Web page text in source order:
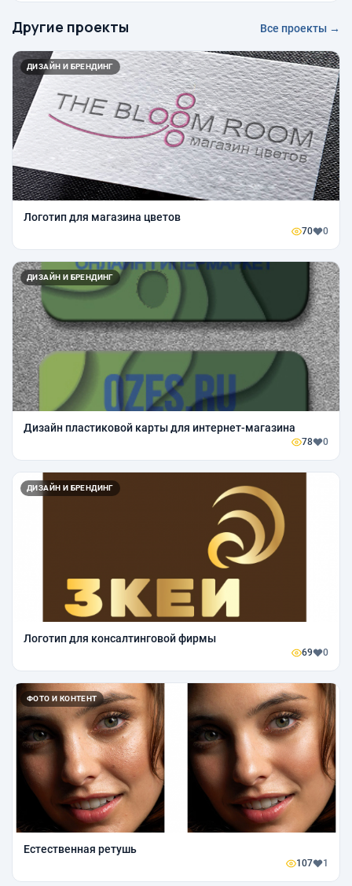
Другие проекты Все проекты →
ДИЗАЙН И БРЕНДИНГ
Логотип для магазина цветов
70 0
ДИЗАЙН И БРЕНДИНГ
Дизайн пластиковой карты для интернет-магазина
78 0
ДИЗАЙН И БРЕНДИНГ
Логотип для консалтинговой фирмы
69 0
ФОТО И КОНТЕНТ
Естественная ретушь
107 1